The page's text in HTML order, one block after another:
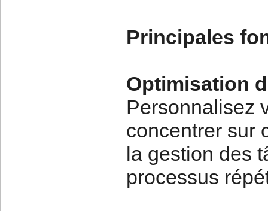
Principales
Optimisation
Personnalisez
concentrer sur
la gestion des
processus